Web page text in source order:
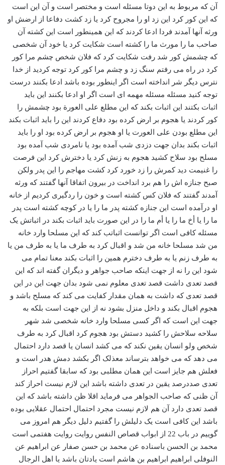
آن که مربوط به این دوتا مسئله است و مختصر است و آن این است
که این کور کرد این زد او را مجروح کرد یا زد کشت دفاعا از ارضش او
ورثه آنها آمدند فردا ادعا کردند که این همینطور است این کشته آن
صاحب ما را مورث ما را کشته است شکایت کرد یا خود آن شخصی
که چشمش کور شد رفت شکایت کرد که فلان شخص چشم مرا کور
کرد در راه می رفتم سنگ زد و چشم مرا کور کرد توجه کردید از خدا
نترس دیگر شر انداخته است اگر اینطور بوده باشد ادعا بکنند درست
توجه کنید مسئله مسئله مهمه ای است اگر او ادعا بکنند این باید
اثبات بکتند این اثبات بکند که این مطلع علی العورة بود چشمش را
کور کردند یا هجوم بر ارض کرده بود دفاع کردند این را باید اثبات بکند
این مطلع بودن علی العورت یا او هجوم بر ارض کرده بود او را باید
اثبات بکند بدان جهت دزدی شب آمده بود یا نامردی شب آمده بود
مسلح بود سلاح کشید هجوم به زنش کرد یا دخترش کرد این فرصت
را غنیمت دید کمرش را زد خورد کرد کشت مهاجم را این پدر ولکن
صبح جنازه اش را هم برد انداخت در بیرون اتفاقا آنها گفتند که ورثه
آمدند گفتند که فلان کس کشته است و خون را ردگیری کردیم از خانه
او درآمده است این جنازه کشته پدر ما را یا در کوچه کشته است پدر
ما را یا أخ ما را یا أم ما را در این صورت باید اثبات بکند در اثباتش یک
مسئله کافی است اگر توانست اثباتب کند که این مسلحا وارد خانه
من شد مسلحا خانه من شد و اقبال کرد به طرف ما یا به طرف من یا
به طرف زنم یا به طرف دخترم همین را اثبات بکند معنا تمام می
شود این را نه از جهت اینکه صاحب جواهر و دیگران گفته اند که این
قصد تعدی داشت قصد تعدی معلوم نمی شود بدان جهت این در این
قصد تعدی که داشت به همان مقدار کفایت می کند که مسلح باشد و
هجوم اقبال بکند و داخل منزل بشود نه از این جهت است بلکه به
جهت این است که اگر کسی مسلحا وارد خانه شخصی شد شهر
سلاحه سلاحش را کشید دستش بود هجوم کرد اقبال کرد به طرف
شخص ولو انسان یقین نکند که می کشد انسان یا قصد دارد احتمال
می دهد که می خواهد بترساند معذلک اگر بکشد دمش هدر است و
فعلش هم جایز است این همان مطلبی بود که سابقا گفتیم احراز
تعدی صددرصد یقین در تعدی داشته باشد این لازم نیست احراز کند
آن ظنی که صاحب الجواهر می فرماید اقلا ظن داشته باشد که این
قصد تعدی دارد آن هم لازم نیست مجرد احتمال احتمال عقلایی بوده
باشد این کافی است یک دلیلش را گفتیم دلیل دیگر هم امروز می
گوییم در باب 22 از ابواب قصاص النفس روایت روایت هفتمی است
محمد بن الحسن باسناده عن محمد بن حسن صفار عن ابراهیم عن
النوفلی ابراهیم ابراهیم بن هاشم است یادتان باشد یا اهل الرجال